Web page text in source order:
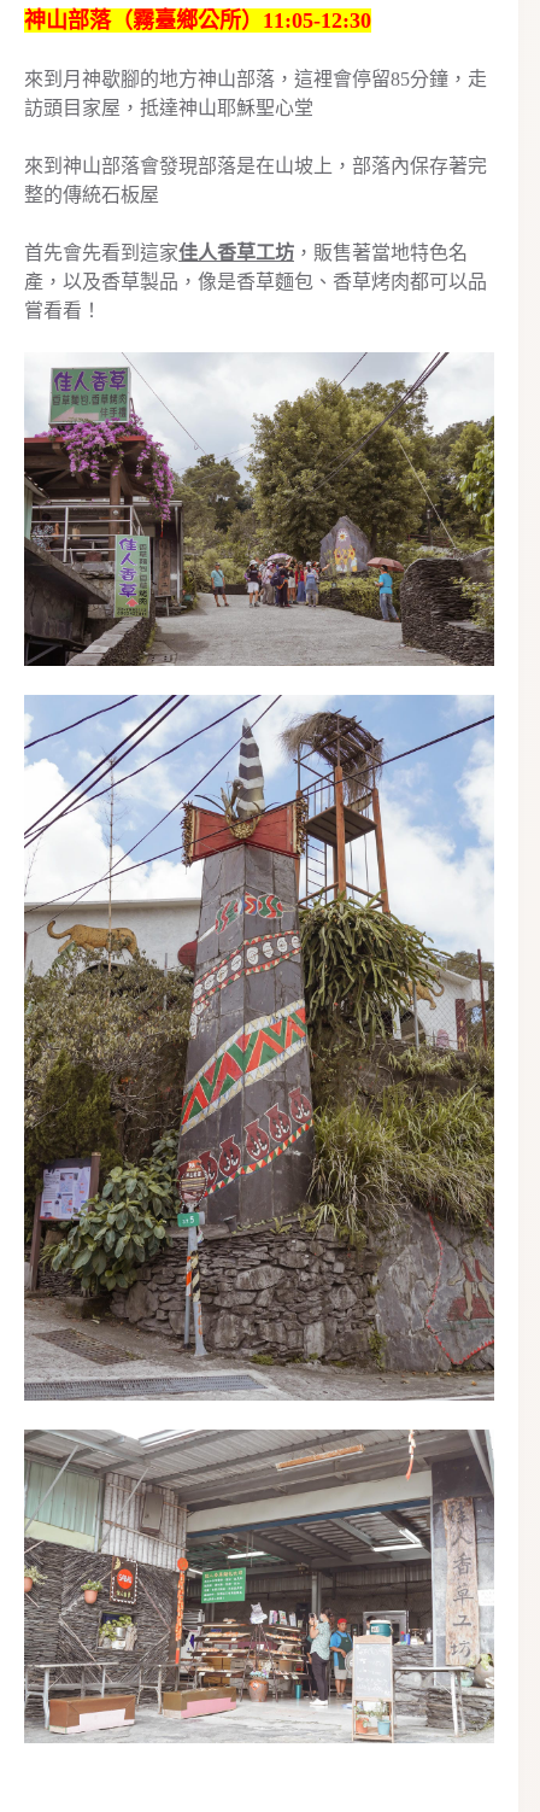
神山部落（霧臺鄉公所）11:05-12:30
來到月神歇腳的地方神山部落，這裡會停留85分鐘，走
訪頭目家屋，抵達神山耶穌聖心堂
來到神山部落會發現部落是在山坡上，部落內保存著完
整的傳統石板屋
首先會先看到這家佳人香草工坊 ，販售著當地特色名
產，以及香草製品，像是香草麵包、香草烤肉都可以品
嘗看看！